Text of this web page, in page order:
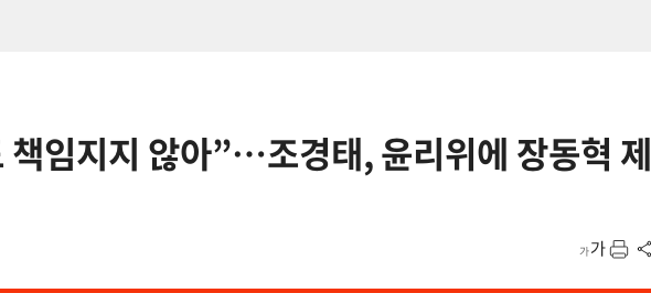
책임지지 않아”…조경태, 윤리위에 장동혁 제